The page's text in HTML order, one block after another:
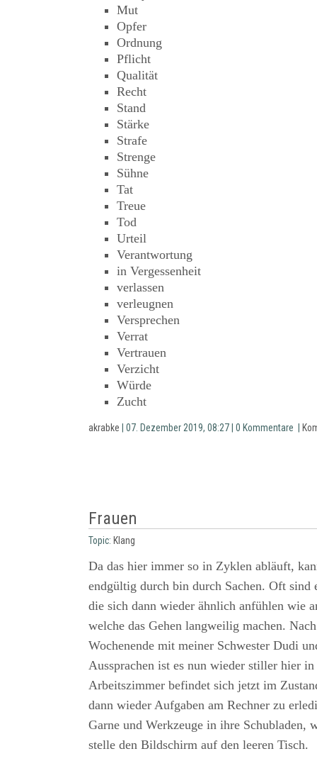
Mut
Opfer
Ordnung
Pflicht
Qualität
Recht
Stand
Stärke
Strafe
Strenge
Sühne
Tat
Treue
Tod
Urteil
Verantwortung
in Vergessenheit
verlassen
verleugnen
Versprechen
Verrat
Vertrauen
Verzicht
Würde
Zucht
akrabke | 07. Dezember 2019, 08:27 | 0 Kommentare |
Frauen
Topic: Klang
Da das hier immer so in Zyklen abläuft,
endgültig durch bin durch Sachen. Oft sind
die sich dann wieder ähnlich anfühlen wie
welche das Gehen langweilig machen.
Wochenende mit meiner Schwester Dudi
Aussprachen ist es nun wieder stiller hier
Arbeitszimmer befindet sich jetzt im
dann wieder Aufgaben am Rechner zu
Garne und Werkzeuge in ihre Schubladen,
stelle den Bildschirm auf den leeren Tisch.